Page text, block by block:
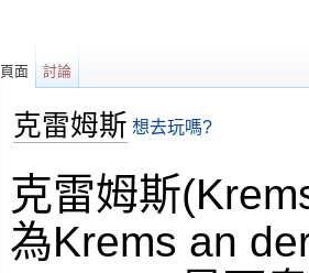
克雷姆斯 想去玩嗎?
克雷姆斯
為Krems an
頁面 討論